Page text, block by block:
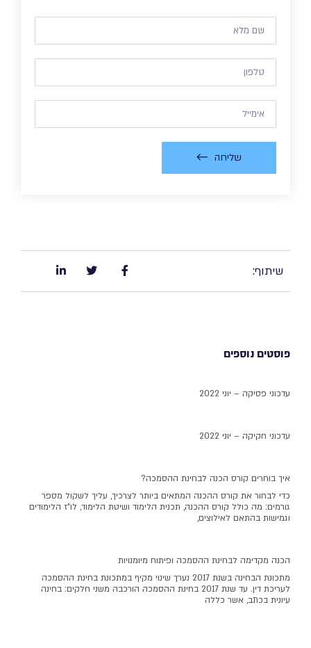
שליחה
שיתוף:
פוסטים נוספים
עדכוני פסיקה – יוני 2022
עדכוני חקיקה – יוני 2022
איך בוחרים קורס הכנה לבחינת ההסמכה?
כדי לבחור את קורס ההכנה המתאים ביותר לצרכיך, עליך לשקול מספר
גורמים: מה כולל קורס ההכנה, תכנית הלימוד ושיטת הלימוד, לו"ז הלימודים
וגמישות בהתאם לאילוצים,
הכנה מקדימה לבחינת ההסמכה ופיתוח מיומנויות
מתכונת הבחינה בשנת 2017 נערך שינוי מקיף במתכונת בחינת ההסמכה
לעריכת דין. עד שנת 2017 בחינת ההסמכה הורכבה משני חלקים: בחינה
עיונית בכתב, אשר כללה